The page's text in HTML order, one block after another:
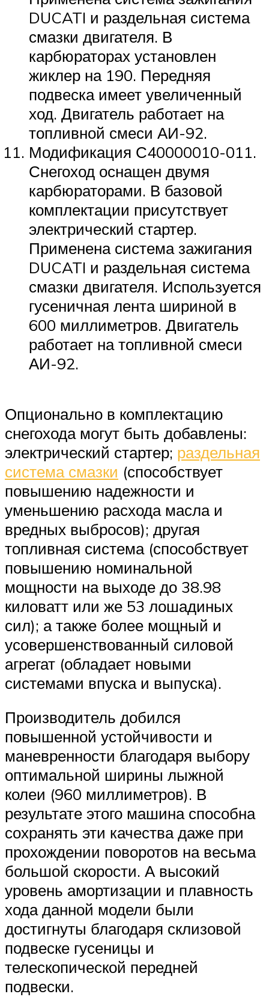
DUCATI и раздельная система
смазки двигателя. В
карбюраторах установлен
жиклер на 190. Передняя
подвеска имеет увеличенный
ход. Двигатель работает на
топливной смеси АИ-92.
Модификация С40000010-011.
Снегоход оснащен двумя
карбюраторами. В базовой
комплектации присутствует
электрический стартер.
Применена система зажигания
DUCATI и раздельная система
смазки двигателя. Используется
гусеничная лента шириной в
600 миллиметров. Двигатель
работает на топливной смеси
АИ-92.
Опционально в комплектацию
снегохода могут быть добавлены:
электрический стартер; раздельная
система смазки (способствует
повышению надежности и
уменьшению расхода масла и
вредных выбросов); другая
топливная система (способствует
повышению номинальной
мощности на выходе до 38.98
киловатт или же 53 лошадиных
сил); а также более мощный и
усовершенствованный силовой
агрегат (обладает новыми
системами впуска и выпуска).
Производитель добился
повышенной устойчивости и
маневренности благодаря выбору
оптимальной ширины лыжной
колеи (960 миллиметров). В
результате этого машина способна
сохранять эти качества даже при
прохождении поворотов на весьма
большой скорости. А высокий
уровень амортизации и плавность
хода данной модели были
достигнуты благодаря склизовой
подвеске гусеницы и
телескопической передней
подвески.